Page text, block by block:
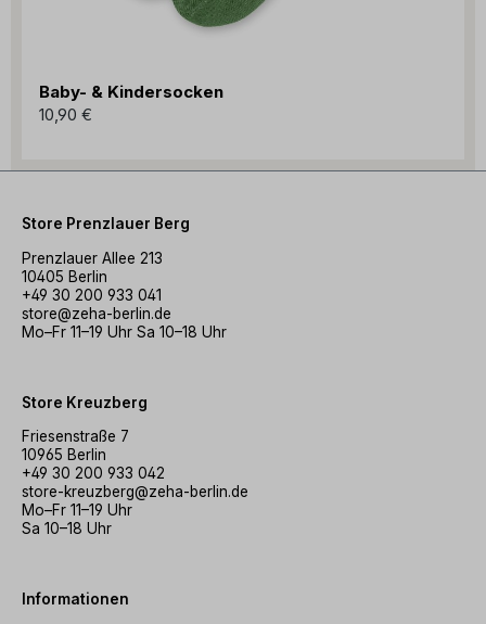
Baby- & Kindersocken
10,90 €
Store Prenzlauer Berg
Prenzlauer Allee 213
10405 Berlin
+49 30 200 933 041
store@zeha-berlin.de
Mo–Fr 11–19 Uhr Sa 10–18 Uhr
Store Kreuzberg
Friesenstraße 7
10965 Berlin
+49 30 200 933 042
store-kreuzberg@zeha-berlin.de
Mo–Fr 11–19 Uhr
Sa 10–18 Uhr
Informationen